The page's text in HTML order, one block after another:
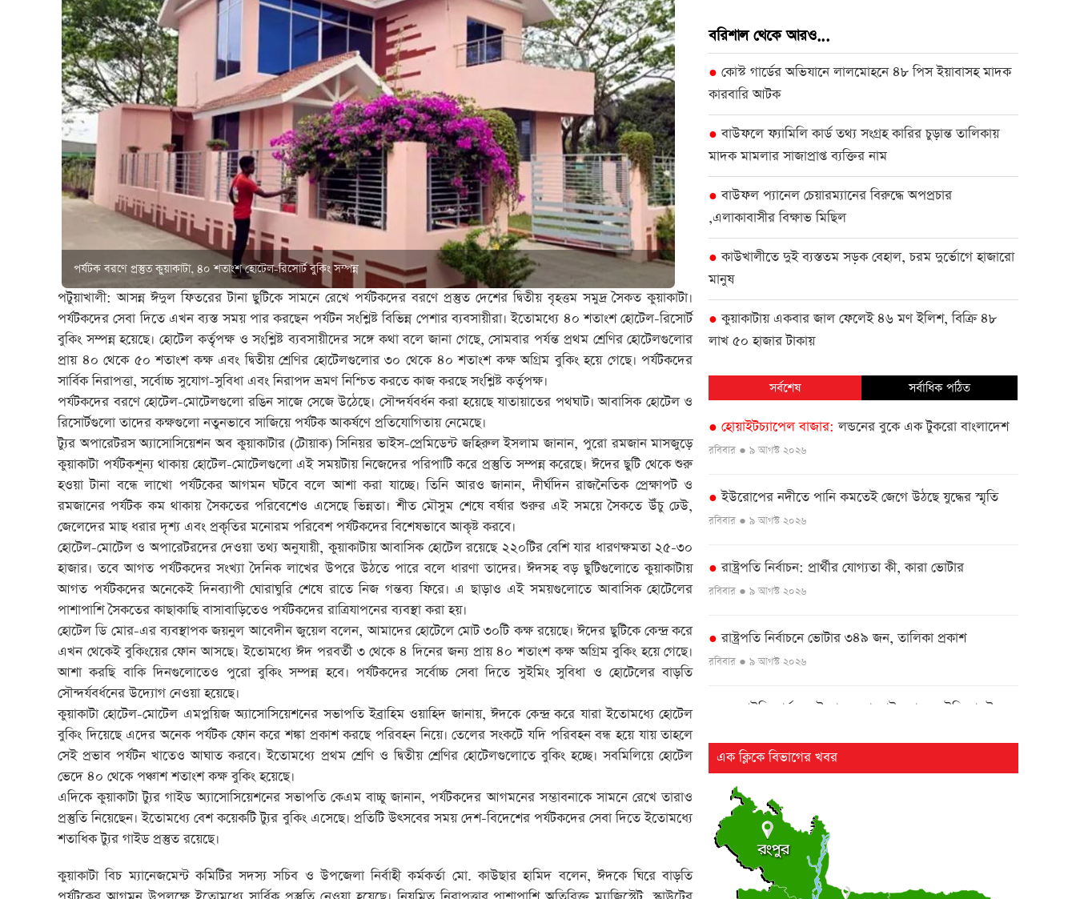
পর্যটক বরণে প্রস্তুত কুয়াকাটা, ৪০ শতাংশ হোটেল-রিসোর্ট বুকিং সম্পন্ন
পটুয়াখালী: আসন্ন ঈদুল ফিতরের টানা ছুটিকে সামনে রেখে পর্যটকদের বরণে প্রস্তুত দেশের দ্বিতীয় বৃহত্তম সমুদ্র সৈকত কুয়াকাটা।
পর্যটকদের সেবা দিতে এখন ব্যস্ত সময় পার করছেন পর্যটন সংশ্লিষ্ট বিভিন্ন পেশার ব্যবসায়ীরা। ইতোমধ্যে ৪০ শতাংশ হোটেল-রিসোর্ট
বুকিং সম্পন্ন হয়েছে। হোটেল কর্তৃপক্ষ ও সংশ্লিষ্ট ব্যবসায়ীদের সঙ্গে কথা বলে জানা গেছে, সোমবার পর্যন্ত প্রথম শ্রেণির হোটেলগুলোর
প্রায় ৪০ থেকে ৫০ শতাংশ কক্ষ এবং দ্বিতীয় শ্রেণির হোটেলগুলোর ৩০ থেকে ৪০ শতাংশ কক্ষ অগ্রিম বুকিং হয়ে গেছে। পর্যটকদের
সার্বিক নিরাপত্তা, সর্বোচ্চ সুযোগ-সুবিধা এবং নিরাপদ ভ্রমণ নিশ্চিত করতে কাজ করছে সংশ্লিষ্ট কর্তৃপক্ষ।
পর্যটকদের বরণে হোটেল-মোটেলগুলো রঙিন সাজে সেজে উঠেছে। সৌন্দর্যবর্ধন করা হয়েছে যাতায়াতের পথঘাট। আবাসিক হোটেল ও
রিসোর্টগুলো তাদের কক্ষগুলো নতুনভাবে সাজিয়ে পর্যটক আকর্ষণে প্রতিযোগিতায় নেমেছে।
ট্যুর অপারেটরস অ্যাসোসিয়েশন অব কুয়াকাটার (টোয়াক) সিনিয়র ভাইস-প্রেমিডেন্ট জহিরুল ইসলাম জানান, পুরো রমজান মাসজুড়ে
কুয়াকাটা পর্যটকশূন্য থাকায় হোটেল-মোটেলগুলো এই সময়টায় নিজেদের পরিপাটি করে প্রস্তুতি সম্পন্ন করেছে। ঈদের ছুটি থেকে শুরু
হওয়া টানা বন্ধে লাখো পর্যটকের আগমন ঘটবে বলে আশা করা যাচ্ছে। তিনি আরও জানান, দীর্ঘদিন রাজনৈতিক প্রেক্ষাপট ও
রমজানের পর্যটক কম থাকায় সৈকতের পরিবেশেও এসেছে ভিন্নতা। শীত মৌসুম শেষে বর্ষার শুরুর এই সময়ে সৈকতে উঁচু ঢেউ,
জেলেদের মাছ ধরার দৃশ্য এবং প্রকৃতির মনোরম পরিবেশ পর্যটকদের বিশেষভাবে আকৃষ্ট করবে।
হোটেল-মোটেল ও অপারেটরদের দেওয়া তথ্য অনুযায়ী, কুয়াকাটায় আবাসিক হোটেল রয়েছে ২২০টির বেশি যার ধারণক্ষমতা ২৫-৩০
হাজার। তবে আগত পর্যটকদের সংখ্যা দৈনিক লাখের উপরে উঠতে পারে বলে ধারণা তাদের। ঈদসহ বড় ছুটিগুলোতে কুয়াকাটায়
আগত পর্যটকদের অনেকেই দিনব্যাপী ঘোরাঘুরি শেষে রাতে নিজ গন্তব্য ফিরে। এ ছাড়াও এই সময়গুলোতে আবাসিক হোটেলের
পাশাপাশি সৈকতের কাছাকাছি বাসাবাড়িতেও পর্যটকদের রাত্রিযাপনের ব্যবস্থা করা হয়।
হোটেল ডি মোর-এর ব্যবস্থাপক জয়নুল আবেদীন জুয়েল বলেন, আমাদের হোটেলে মোট ৩০টি কক্ষ রয়েছে। ঈদের ছুটিকে কেন্দ্র করে
এখন থেকেই বুকিংয়ের ফোন আসছে। ইতোমধ্যে ঈদ পরবর্তী ৩ থেকে ৪ দিনের জন্য প্রায় ৪০ শতাংশ কক্ষ অগ্রিম বুকিং হয়ে গেছে।
আশা করছি বাকি দিনগুলোতেও পুরো বুকিং সম্পন্ন হবে। পর্যটকদের সর্বোচ্চ সেবা দিতে সুইমিং সুবিধা ও হোটেলের বাড়তি
সৌন্দর্যবর্ধনের উদ্যোগ নেওয়া হয়েছে।
কুয়াকাটা হোটেল-মোটেল এমপ্লয়িজ অ্যাসোসিয়েশনের সভাপতি ইব্রাহিম ওয়াহিদ জানায়, ঈদকে কেন্দ্র করে যারা ইতোমধ্যে হোটেল
বুকিং দিয়েছে এদের অনেক পর্যটক ফোন করে শঙ্কা প্রকাশ করছে পরিবহন নিয়ে। তেলের সংকটে যদি পরিবহন বন্ধ হয়ে যায় তাহলে
সেই প্রভাব পর্যটন খাতেও আঘাত করবে। ইতোমধ্যে প্রথম শ্রেণি ও দ্বিতীয় শ্রেণির হোটেলগুলোতে বুকিং হচ্ছে। সবমিলিয়ে হোটেল
ভেদে ৪০ থেকে পঞ্চাশ শতাংশ কক্ষ বুকিং হয়েছে।
এদিকে কুয়াকাটা ট্যুর গাইড অ্যাসোসিয়েশনের সভাপতি কেএম বাচ্চু জানান, পর্যটকদের আগমনের সম্ভাবনাকে সামনে রেখে তারাও
প্রস্তুতি নিয়েছেন। ইতোমধ্যে বেশ কয়েকটি ট্যুর বুকিং এসেছে। প্রতিটি উৎসবের সময় দেশ-বিদেশের পর্যটকদের সেবা দিতে ইতোমধ্যে
শতাধিক ট্যুর গাইড প্রস্তুত রয়েছে।
কুয়াকাটা বিচ ম্যানেজমেন্ট কমিটির সদস্য সচিব ও উপজেলা নির্বাহী কর্মকর্তা মো. কাউছার হামিদ বলেন, ঈদকে ঘিরে বাড়তি
বরিশাল থেকে আরও...
● কোস্ট গার্ডের অভিযানে লালমোহনে ৪৮ পিস ইয়াবাসহ মাদক
কারবারি আটক
● বাউফলে ফ্যামিলি কার্ড তথ্য সংগ্রহ কারির চুড়ান্ত তালিকায়
মাদক মামলার সাজাপ্রাপ্ত ব্যক্তির নাম
● বাউফল প্যানেল চেয়ারম্যানের বিরুদ্ধে অপপ্রচার
,এলাকাবাসীর বিক্ষাভ মিছিল
● কাউখালীতে দুই ব্যস্ততম সড়ক বেহাল, চরম দুর্ভোগে হাজারো
মানুষ
● কুয়াকাটায় একবার জাল ফেলেই ৪৬ মণ ইলিশ, বিক্রি ৪৮
লাখ ৫০ হাজার টাকায়
সর্বশেষ সর্বাধিক পঠিত
● হোয়াইটচ্যাপেল বাজার লন্ডনের বুকে এক টুকরো বাংলাদেশ
রবিবার ● ৯ আগস্ট ২০২৬
● ইউরোপের নদীতে পানি কমতেই জেগে উঠছে যুদ্ধের স্মৃতি
রবিবার ● ৯ আগস্ট ২০২৬
● রাষ্ট্রপতি নির্বাচন: প্রার্থীর যোগ্যতা কী, কারা ভোটার
রবিবার ● ৯ আগস্ট ২০২৬
● রাষ্ট্রপতি নির্বাচনে ভোটার ৩৪৯ জন, তালিকা প্রকাশ
রবিবার ● ৯ আগস্ট ২০২৬
এনআইডি কার্যক্রম উদ্বোধনে বাহরাইন যাচ্ছেন ইসি মাছউদ
ঢাকা-ভাঙ্গা এক্সপ্রেসওয়ের শিবচরে ২ বাসের সংঘর্ষে আহত ৫
রবিবার ● ৯ আগস্ট ২০২৬
●ড্যাবের ৩৭তম প্রতিষ্ঠাবার্ষিকীর চিকিৎসক সমাবেশে প্রধানমন্ত্রী
রবিবার ● ৯ আগস্ট ২০২৬
এক ক্লিকে বিভাগের খবর